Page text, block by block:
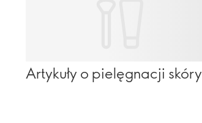
Artykuły o pielęgnacji skóry